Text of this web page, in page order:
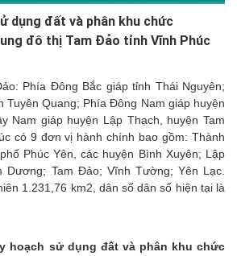
dụng đất và phân khu chức
đô thị Tam Đảo tỉnh Vĩnh Phúc
Phía Đông Bắc giáp tỉnh Thái Nguyên;
Tuyên Quang; Phía Đông Nam giáp huyện
Nam giáp huyện Lập Thạch, huyện Tam
có 9 đơn vị hành chính bao gồm: Thành
Phúc Yên, các huyện Bình Xuyên; Lập
Dương; Tam Đảo; Vĩnh Tường; Yên Lạc.
1.231,76 km2, dân số dân số hiện tại là
hoạch sử dụng đất và phân khu chức